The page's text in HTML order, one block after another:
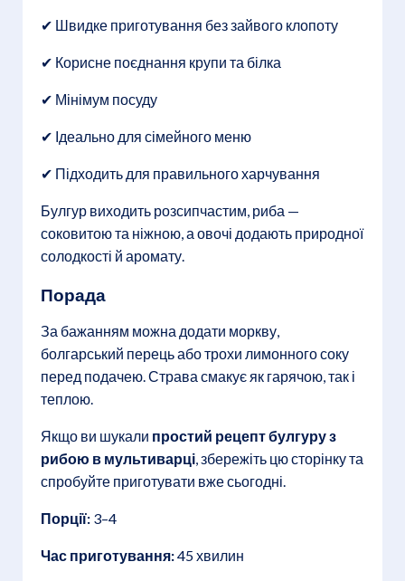
✔ Швидке приготування без зайвого клопоту
✔ Корисне поєднання крупи та білка
✔ Мінімум посуду
✔ Ідеально для сімейного меню
✔ Підходить для правильного харчування
Булгур виходить розсипчастим, риба —
соковитою та ніжною, а овочі додають природної
солодкості й аромату.
Порада
За бажанням можна додати моркву,
болгарський перець або трохи лимонного соку
перед подачею. Страва смакує як гарячою, так і
теплою.
Якщо ви шукали простий рецепт булгуру з
рибою в мультиварці, збережіть цю сторінку та
спробуйте приготувати вже сьогодні.
Порції: 3–4
Час приготування:45 хвилин